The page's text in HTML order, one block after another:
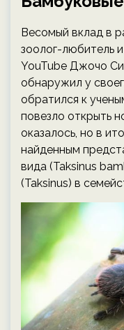
Весомый вклад в
зоолог-любитель
YouTube Джочо
обнаружил у
обратился к
повезло открыть
оказалось, но в
найденным
вида (Taksinus
(Taksinus) в